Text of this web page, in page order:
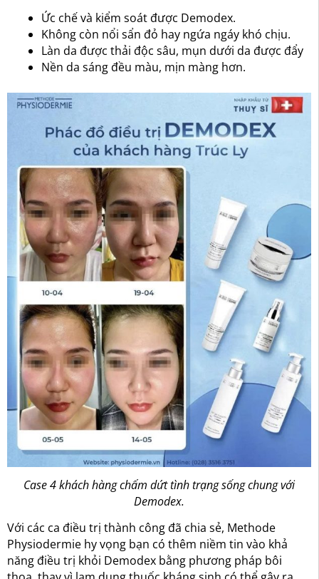
Ức chế và kiểm soát được Demodex.
Không còn nổi sẩn đỏ hay ngứa ngáy khó chịu.
Làn da được thải độc sâu, mụn dưới da được đẩy
Nền da sáng đều màu, mịn màng hơn.
Case 4 khách hàng chấm dứt tình trạng sống chung với
Demodex.
Với các ca điều trị thành công đã chia sẻ, Methode
Physiodermie hy vọng bạn có thêm niềm tin vào khả
năng điều trị khỏi Demodex bằng phương pháp bôi